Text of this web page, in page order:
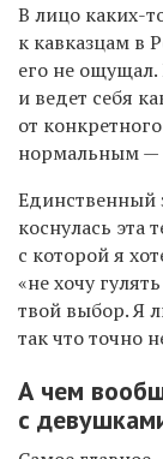
В лицо каких-
к кавказцам в
его не
и ведет себя
от
нормальным —
Единственный
коснулась эта
с которой я
«не хочу
твой выбор. Я
так что точно
А чем
с